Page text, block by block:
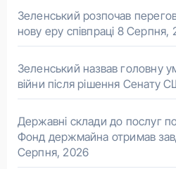
Зеленський розпочав
нову еру співпраці 8 Серпня,
Зеленський назвав головну
війни після рішення Сенату
Державні склади до послуг
Фонд держмайна отримав
Серпня, 2026